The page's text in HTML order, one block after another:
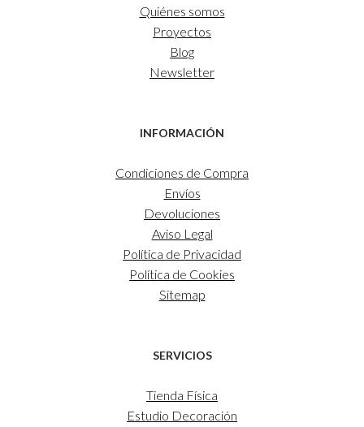
Quiénes somos
Proyectos
Blog
Newsletter
INFORMACIÓN
Condiciones de Compra
Envíos
Devoluciones
Aviso Legal
Política de Privacidad
Política de Cookies
Sitemap
SERVICIOS
Tienda Física
Estudio Decoración